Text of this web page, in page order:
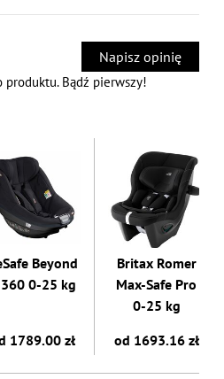
Napisz opinię
Bądź pierwszy!
Beyond
0-25 kg
Britax Romer
Max-Safe Pro
0-25 kg
1789.00 zł
od 1693.16 zł